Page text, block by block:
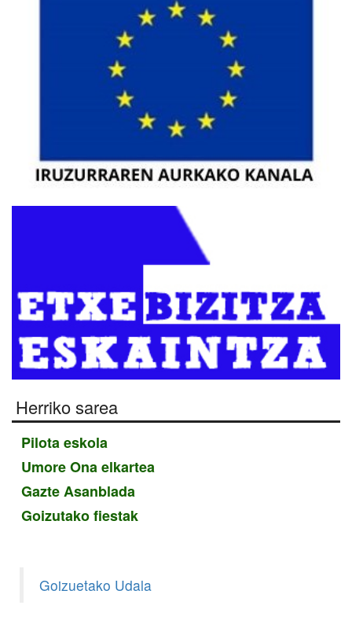
Herriko sarea
Pilota eskola
Umore Ona elkartea
Gazte Asanblada
Goizutako fiestak
Goizuetako Udala